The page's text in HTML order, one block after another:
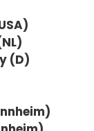
(D)